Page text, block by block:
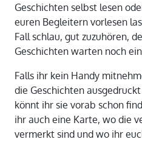
Geschichten selbst lesen
euren Begleitern vorlesen
Fall schlau, gut zuzuhören,
Geschichten warten noch
Falls ihr kein Handy
die Geschichten
könnt ihr sie vorab schon
ihr auch eine Karte, wo die
vermerkt sind und wo ihr